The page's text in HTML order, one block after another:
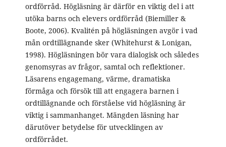
ordförråd. Högläsning är därför en viktig del i att
utöka barns och elevers ordförråd (Biemiller &
Boote, 2006). Kvalitén på högläsningen avgör i vad
mån ordtillägnande sker (Whitehurst & Lonigan,
1998). Högläsningen bör vara dialogisk och således
genomsyras av frågor, samtal och reflektioner.
Läsarens engagemang, värme, dramatiska
förmåga och försök till att engagera barnen i
ordtillägnande och förståelse vid högläsning är
viktig i sammanhanget. Mängden läsning har
därutöver betydelse för utvecklingen av
ordförrådet.